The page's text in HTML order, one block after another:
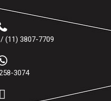
(11) 3807-7709
3074